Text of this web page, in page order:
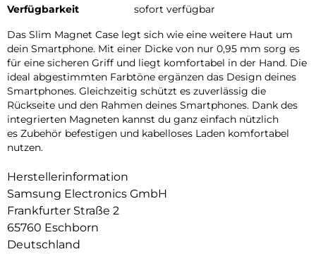
Verfügbarkeit
sofort verfügbar
Das Slim Magnet Case legt sich wie eine weitere Haut um
dein Smartphone. Mit einer Dicke von nur 0,95 mm sorg es
für eine sicheren Griff und liegt komfortabel in der Hand. Die
ideal abgestimmten Farbtöne ergänzen das Design deines
Smartphones. Gleichzeitig schützt es zuverlässig die
Rückseite und den Rahmen deines Smartphones. Dank des
integrierten Magneten kannst du ganz einfach nützlich
es Zubehör befestigen und kabelloses Laden komfortabel
nutzen.
Herstellerinformation
Samsung Electronics GmbH
Frankfurter Straße 2
65760 Eschborn
Deutschland